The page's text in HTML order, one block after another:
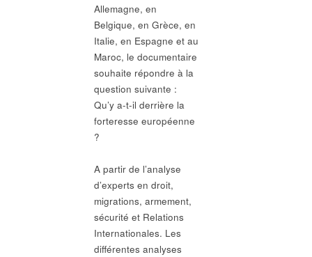
Allemagne, en
Belgique, en Grèce, en
Italie, en Espagne et au
Maroc, le documentaire
souhaite répondre à la
question suivante :
Qu’y a-t-il derrière la
forteresse européenne
?
A partir de l’analyse
d’experts en droit,
migrations, armement,
sécurité et Relations
Internationales. Les
différentes analyses